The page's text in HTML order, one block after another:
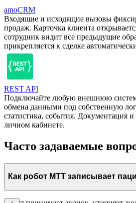
amoCRM
Входящие и исходящие вызовы
продаж. Карточка клиента
сотрудник видит все предыдущие
прикрепляется к сделке
REST API
Подключайте любую внешнюю
обмена данными под собственную
статистика, события. Документация
личном кабинете.
Часто задаваемые
Как робот МТТ записывает